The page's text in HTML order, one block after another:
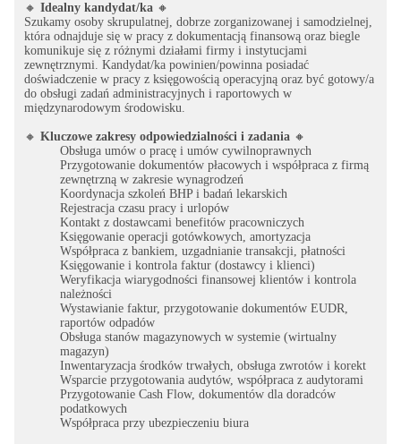
🔸Idealny kandydat/ka 🔸
Szukamy osoby skrupulatnej, dobrze zorganizowanej i samodzielnej,
która odnajduje się w pracy z dokumentacją finansową oraz biegle
komunikuje się z różnymi działami firmy i instytucjami
zewnętrznymi. Kandydat/ka powinien/powinna posiadać
doświadczenie w pracy z księgowością operacyjną oraz być gotowy/a
do obsługi zadań administracyjnych i raportowych w
międzynarodowym środowisku.
🔸 Kluczowe zakresy odpowiedzialności i zadania 🔸
Obsługa umów o pracę i umów cywilnoprawnych
Przygotowanie dokumentów płacowych i współpraca z firmą
zewnętrzną w zakresie wynagrodzeń
Koordynacja szkoleń BHP i badań lekarskich
Rejestracja czasu pracy i urlopów
Kontakt z dostawcami benefitów pracowniczych
Księgowanie operacji gotówkowych, amortyzacja
Współpraca z bankiem, uzgadnianie transakcji, płatności
Księgowanie i kontrola faktur (dostawcy i klienci)
Weryfikacja wiarygodności finansowej klientów i kontrola
należności
Wystawianie faktur, przygotowanie dokumentów EUDR,
raportów odpadów
Obsługa stanów magazynowych w systemie (wirtualny
magazyn)
Inwentaryzacja środków trwałych, obsługa zwrotów i korekt
Wsparcie przygotowania audytów, współpraca z audytorami
Przygotowanie Cash Flow, dokumentów dla doradców
podatkowych
Współpraca przy ubezpieczeniu biura